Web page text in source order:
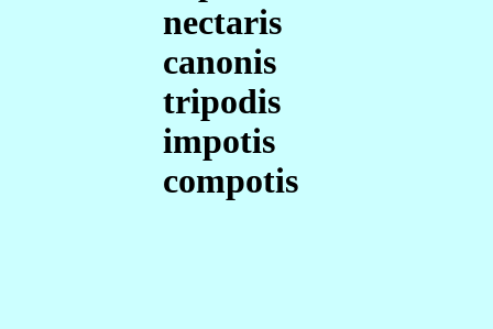
nectaris
canonis
tripodis
impotis
compotis